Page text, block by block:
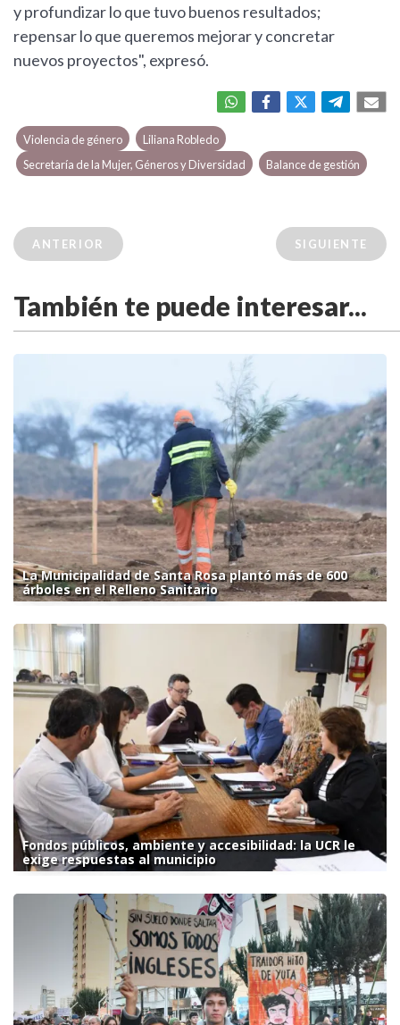
y profundizar lo que tuvo buenos resultados;
repensar lo que queremos mejorar y concretar
nuevos proyectos", expresó.
Violencia de género
Liliana Robledo
Secretaría de la Mujer, Géneros y Diversidad
Balance de gestión
ANTERIOR SIGUIENTE
También te puede interesar...
La Municipalidad de Santa Rosa plantó más de 600
árboles en el Relleno Sanitario
Fondos públicos, ambiente y accesibilidad: la UCR le
exige respuestas al municipio